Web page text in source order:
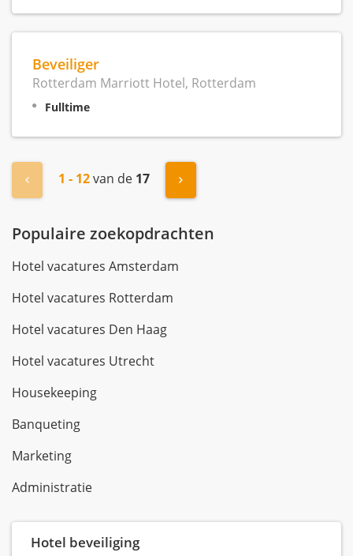
Beveiliger
Rotterdam Marriott Hotel, Rotterdam
Fulltime
« Vorige1 - 12van de 17 Volgende »
Populaire zoekopdrachten
Hotel vacatures Amsterdam
Hotel vacatures Rotterdam
Hotel vacatures Den Haag
Hotel vacatures Utrecht
Housekeeping
Banqueting
Marketing
Administratie
Hotel beveiliging